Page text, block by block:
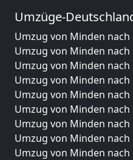
Umzüge-
Umzug von Minden nach
Umzug von Minden
Umzug von Minden
Umzug von Minden nach
Umzug von Minden
Umzug von Minden
Umzug von Minden
Umzug von Minden nach
Umzug von Minden